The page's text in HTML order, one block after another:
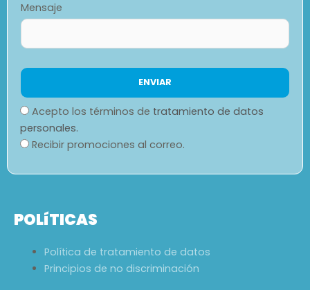
Mensaje
Acepto los términos de tratamiento de datos
personales.
Recibir promociones al correo.
POLíTICAS
Política de tratamiento de datos
Principios de no discriminación